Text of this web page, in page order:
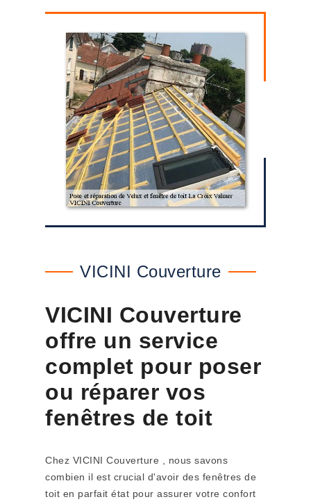
VICINI Couverture
VICINI Couverture
offre un service
complet pour poser
ou réparer vos
fenêtres de toit
Chez VICINI Couverture , nous savons
combien il est crucial d'avoir des fenêtres de
toit en parfait état pour assurer votre confort